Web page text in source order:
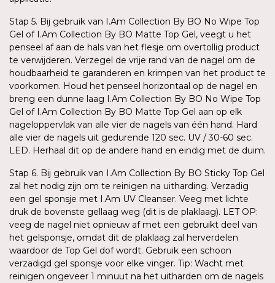
Stap 5. Bij gebruik van I.Am Collection By BO No Wipe Top
Gel of I.Am Collection By BO Matte Top Gel, veegt u het
penseel af aan de hals van het flesje om overtollig product
te verwijderen. Verzegel de vrije rand van de nagel om de
houdbaarheid te garanderen en krimpen van het product te
voorkomen. Houd het penseel horizontaal op de nagel en
breng een dunne laag I.Am Collection By BO No Wipe Top
Gel of I.Am Collection By BO Matte Top Gel aan op elk
nageloppervlak van alle vier de nagels van één hand. Hard
alle vier de nagels uit gedurende 120 sec. UV / 30-60 sec.
LED. Herhaal dit op de andere hand en eindig met de duim.
Stap 6. Bij gebruik van I.Am Collection By BO Sticky Top Gel
zal het nodig zijn om te reinigen na uitharding. Verzadig
een gel sponsje met I.Am UV Cleanser. Veeg met lichte
druk de bovenste gellaag weg (dit is de plaklaag). LET OP:
veeg de nagel niet opnieuw af met een gebruikt deel van
het gelsponsje, omdat dit de plaklaag zal herverdelen
waardoor de Top Gel dof wordt. Gebruik een schoon
verzadigd gel sponsje voor elke vinger. Tip: Wacht met
reinigen ongeveer 1 minuut na het uitharden om de nagels